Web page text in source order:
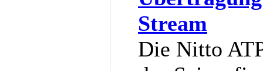
Stream
Die Nitto